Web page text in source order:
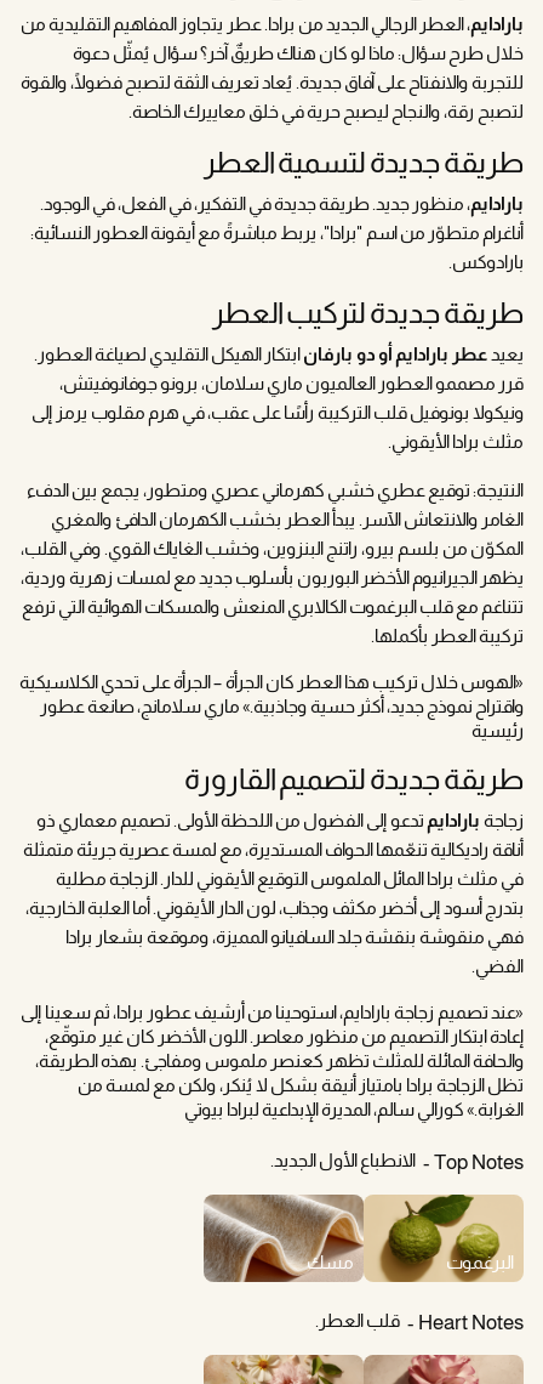
بارادايم، العطر الرجالي الجديد من برادا. عطر يتجاوز المفاهيم التقليدية من
خلال طرح سؤال: ماذا لو كان هناك طريقٌ آخر؟ سؤال يُمثّل دعوة
للتجربة والانفتاح على آفاق جديدة. يُعاد تعريف الثقة لتصبح فضولًا، والقوة
لتصبح رقة، والنجاح ليصبح حرية في خلق معاييرك الخاصة.
طريقة جديدة لتسمية العطر
بارادايم، منظور جديد. طريقة جديدة في التفكير، في الفعل، في الوجود.
أناغرام متطوّر من اسم "برادا"، يربط مباشرةً مع أيقونة العطور النسائية:
بارادوكس.
طريقة جديدة لتركيب العطر
يعيد عطر بارادايم أو دو بارفانابتكار الهيكل التقليدي لصياغة العطور.
قرر مصممو العطور العالميون ماري سلامان، برونو جوفانوفيتش،
ونيكولا بونوفيل قلب التركيبة رأسًا على عقب، في هرم مقلوب يرمز إلى
مثلث برادا الأيقوني.
النتيجة: توقيع عطري خشبي كهرماني عصري ومتطور، يجمع بين الدفء
الغامر والانتعاش الآسر. يبدأ العطر بخشب الكهرمان الدافئ والمغري
المكوّن من بلسم بيرو، راتنج البنزوين، وخشب الغاياك القوي. وفي القلب،
يظهر الجيرانيوم الأخضر البوربون بأسلوب جديد مع لمسات زهرية وردية،
تتناغم مع قلب البرغموت الكالابري المنعش والمسكات الهوائية التي ترفع
تركيبة العطر بأكملها.
«الهوس خلال تركيب هذا العطر كان الجرأة – الجرأة على تحدي الكلاسيكية
واقتراح نموذج جديد، أكثر حسية وجاذبية.» ماري سلامانج، صانعة عطور
رئيسية
طريقة جديدة لتصميم القارورة
زجاجة بارادايم تدعو إلى الفضول من اللحظة الأولى. تصميم معماري ذو
أناقة راديكالية تنعّمها الحواف المستديرة، مع لمسة عصرية جريئة متمثلة
في مثلث برادا المائل الملموس التوقيع الأيقوني للدار. الزجاجة مطلية
بتدرج أسود إلى أخضر مكثف وجذاب، لون الدار الأيقوني. أما العلبة الخارجية،
فهي منقوشة بنقشة جلد السافيانو المميزة، وموقعة بشعار برادا
الفضي.
«عند تصميم زجاجة بارادايم، استوحينا من أرشيف عطور برادا، ثم سعينا إلى
إعادة ابتكار التصميم من منظور معاصر. اللون الأخضر كان غير متوقّع،
والحافة المائلة للمثلث تظهر كعنصر ملموس ومفاجئ. بهذه الطريقة،
تظل الزجاجة برادا بامتياز أنيقة بشكل لا يُنكر، ولكن مع لمسة من
الغرابة.» كورالي سالم، المديرة الإبداعية لبرادا بيوتي
Top Notes الانطباع الأول الجديد.
البرغموت مسك
Heart Notes قلب العطر.